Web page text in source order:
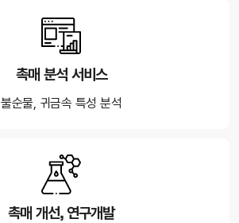
촉매 분석 서비스
불순물, 귀금속 특성 분석
촉매 개선, 연구개발